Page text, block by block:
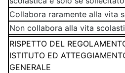
Collabora raramente alla vita
Non collabora alla vita
RISPETTO DEL
ISTITUTO ED
GENERALE